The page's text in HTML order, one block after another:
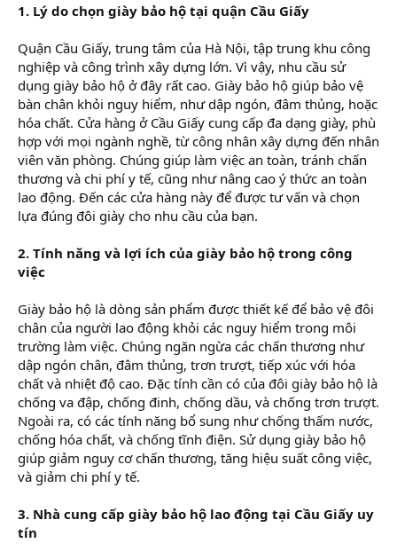
1. Lý do chọn giày bảo hộ tại quận Cầu Giấy
Quận Cầu Giấy, trung tâm của Hà Nội, tập trung khu công
nghiệp và công trình xây dựng lớn. Vì vậy, nhu cầu sử
dụng giày bảo hộ ở đây rất cao. Giày bảo hộ giúp bảo vệ
bàn chân khỏi nguy hiểm, như dập ngón, đâm thủng, hoặc
hóa chất. Cửa hàng ở Cầu Giấy cung cấp đa dạng giày, phù
hợp với mọi ngành nghề, từ công nhân xây dựng đến nhân
viên văn phòng. Chúng giúp làm việc an toàn, tránh chấn
thương và chi phí y tế, cũng như nâng cao ý thức an toàn
lao động. Đến các cửa hàng này để được tư vấn và chọn
lựa đúng đôi giày cho nhu cầu của bạn.
2. Tính năng và lợi ích của giày bảo hộ trong công
việc
Giày bảo hộ là dòng sản phẩm được thiết kế để bảo vệ đôi
chân của người lao động khỏi các nguy hiểm trong môi
trường làm việc. Chúng ngăn ngừa các chấn thương như
dập ngón chân, đâm thủng, trơn trượt, tiếp xúc với hóa
chất và nhiệt độ cao. Đặc tính cần có của đôi giày bảo hộ là
chống va đập, chống đinh, chống dầu, và chống trơn trượt.
Ngoài ra, có các tính năng bổ sung như chống thấm nước,
chống hóa chất, và chống tĩnh điện. Sử dụng giày bảo hộ
giúp giảm nguy cơ chấn thương, tăng hiệu suất công việc,
và giảm chi phí y tế.
3. Nhà cung cấp giày bảo hộ lao động tại Cầu Giấy uy
tín